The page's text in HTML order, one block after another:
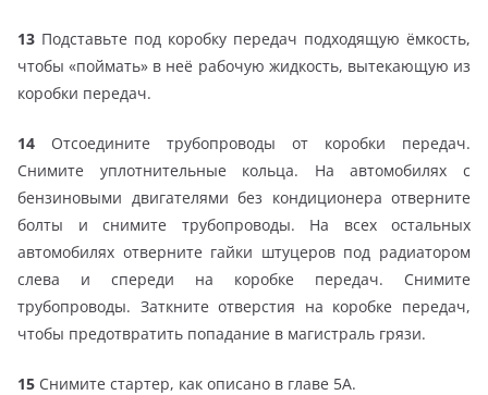
13 Подставьте под коробку передач подходящую ёмкость,
чтобы «поймать» в неё рабочую жидкость, вытекающую из
коробки передач.
14 Отсоедините трубопроводы от коробки передач.
Снимите уплотнительные кольца. На автомобилях с
бензиновыми двигателями без кондиционера отверните
болты и снимите трубопроводы. На всех остальных
автомобилях отверните гайки штуцеров под радиатором
слева и спереди на коробке передач. Снимите
трубопроводы. Заткните отверстия на коробке передач,
чтобы предотвратить попадание в магистраль грязи.
15 Снимите стартер, как описано в главе 5А.